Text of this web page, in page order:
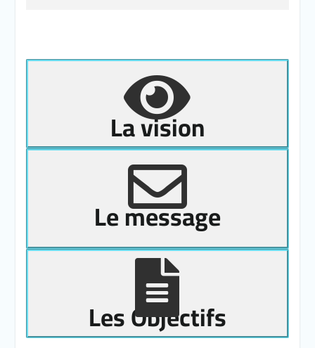
La vision
Le message
Les Objectifs